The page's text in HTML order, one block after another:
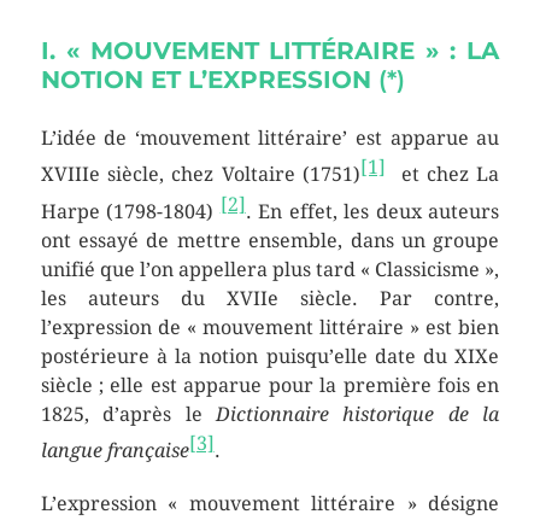
I. « MOUVEMENT LITTÉRAIRE » : LA
NOTION ET L’EXPRESSION (*)
L’idée de ‘mouvement littéraire’ est apparue au
XVIIIe siècle, chez Voltaire (1751) [1]
et chez La
Harpe (1798-1804) [2]. En effet, les deux auteurs
ont essayé de mettre ensemble, dans un groupe
unifié que l’on appellera plus tard « Classicisme »,
les auteurs du XVIIe siècle. Par contre,
l’expression de « mouvement littéraire » est bien
postérieure à la notion puisqu’elle date du XIXe
siècle ; elle est apparue pour la première fois en
1825, d’après leDictionnaire historique de la
langue française[3].
L’expression « mouvement littéraire » désigne